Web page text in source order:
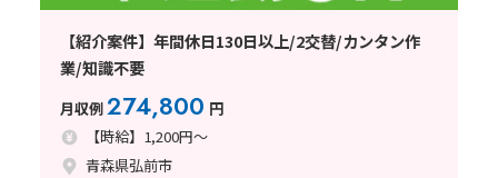
【紹介案件】年間休日130日以上/2交替/カンタン作
業/知識不要
月収例274,800 円
【時給】1,200円～
青森県弘前市